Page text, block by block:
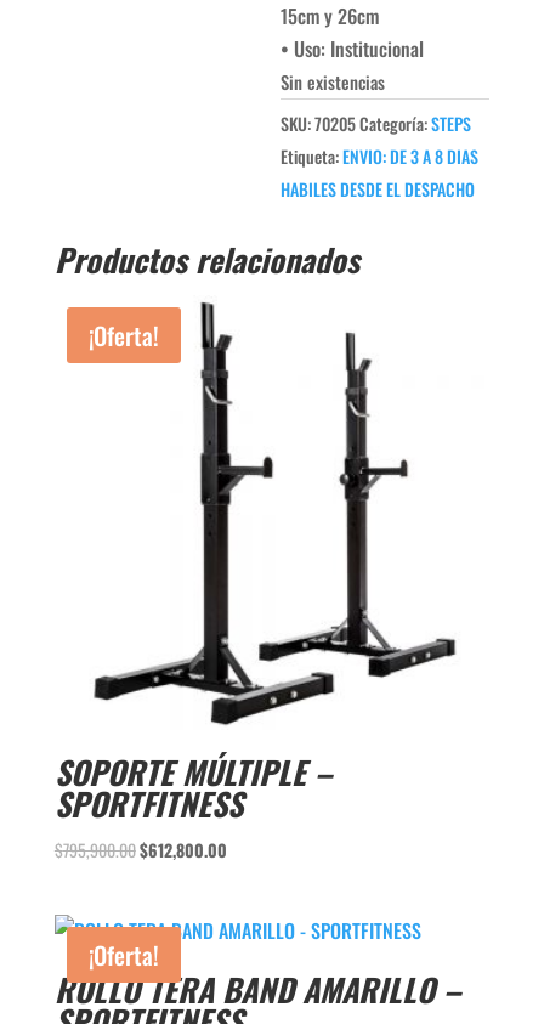
15cm y 26cm
• Uso: Institucional
Sin existencias
SKU:70205Categoría:STEPS
Etiqueta:ENVIO: DE 3 A 8 DIAS
HABILES DESDE EL DESPACHO
Productos relacionados
¡Oferta!
SOPORTE MÚLTIPLE –
SPORTFITNESS
$795,900.00El
era:
$795,900.00.
$612,800.00El
es:
¡Oferta!
ROLLO TERA BAND AMARILLO –